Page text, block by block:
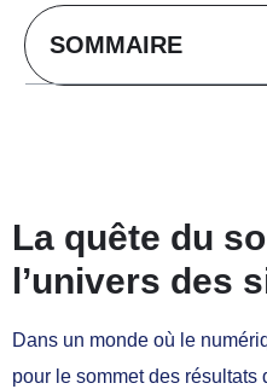
SOMMAIRE
La quête du
l’univers des
Dans un monde où le
pour le sommet des résultats